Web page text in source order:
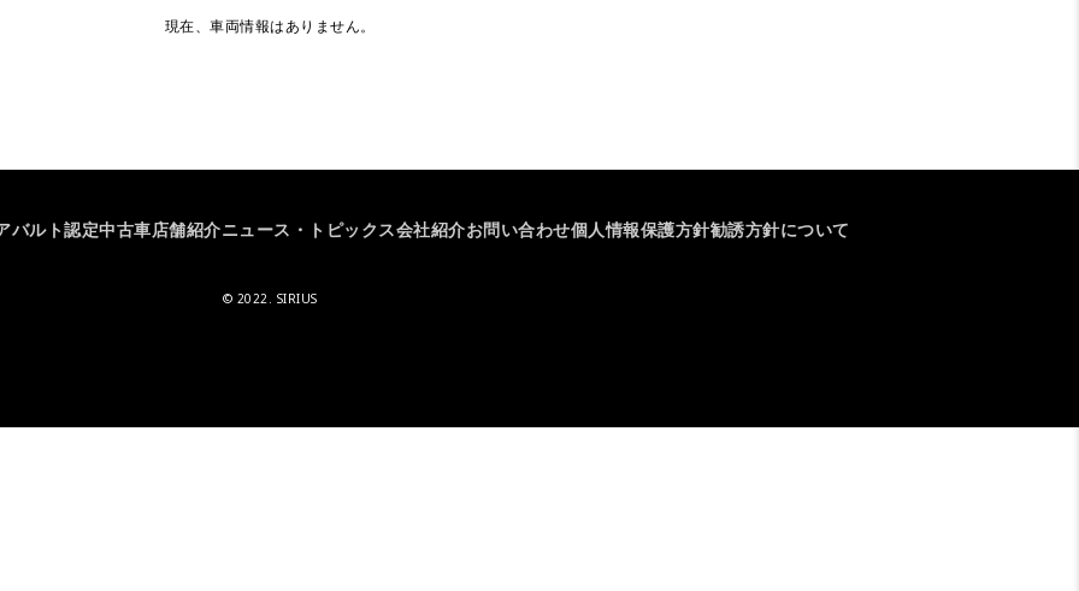
現在、車両情報はありません。
バルト認定中古車店舗紹介ニュース・トピックス会社紹介お問い合わせ個人情報保護方針勧誘方針について
© 2022. SIRIUS